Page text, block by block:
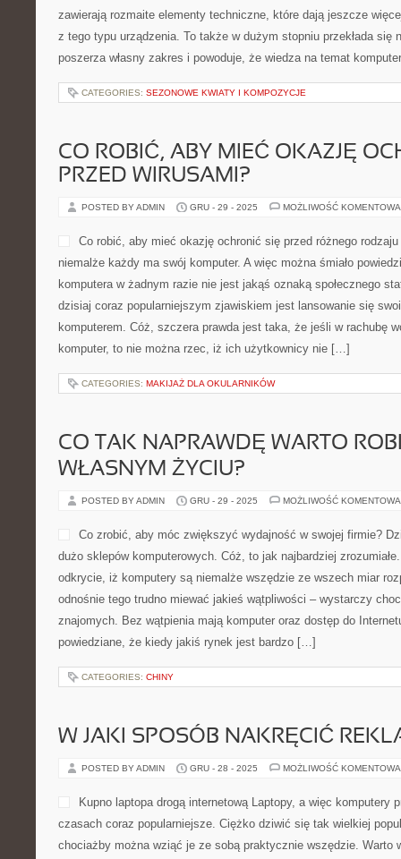
zawierają rozmaite elementy techniczne, które dają jeszcze
z tego typu urządzenia. To także w dużym stopniu przekłada się
poszerza własny zakres i powoduje, że wiedza na temat
CATEGORIES: SEZONOWE KWIATY I KOMPOZYCJE
CO ROBIĆ, ABY MIEĆ OKAZJĘ
PRZED WIRUSAMI?
POSTED BY ADMIN GRU - 29 - 2025 MOŻLIWOŚĆ
Co robić, aby mieć okazję ochronić się przed różnego
niemalże każdy ma swój komputer. A więc można śmiało
komputera w żadnym razie nie jest jakąś oznaką społecznego
dzisiaj coraz popularniejszym zjawiskiem jest lansowanie się
komputerem. Cóż, szczera prawda jest taka, że jeśli w rachubę
komputer, to nie można rzec, iż ich użytkownicy nie […]
CATEGORIES: MAKIJAŻ DLA OKULARNIKÓW
CO TAK NAPRAWDĘ WARTO
WŁASNYM ŻYCIU?
POSTED BY ADMIN GRU - 29 - 2025 MOŻLIWOŚĆ
Co zrobić, aby móc zwiększyć wydajność w swojej firmie?
dużo sklepów komputerowych. Cóż, to jak najbardziej
odkrycie, iż komputery są niemalże wszędzie ze wszech miar
odnośnie tego trudno miewać jakieś wątpliwości – wystarczy
znajomych. Bez wątpienia mają komputer oraz dostęp do
powiedziane, że kiedy jakiś rynek jest bardzo […]
CATEGORIES: CHINY
W JAKI SPOSÓB NAKRĘCIĆ
POSTED BY ADMIN GRU - 28 - 2025 MOŻLIWOŚĆ
Kupno laptopa drogą internetową Laptopy, a więc komputery
czasach coraz popularniejsze. Ciężko dziwić się tak wielkiej
chociażby można wziąć je ze sobą praktycznie wszędzie. Warto